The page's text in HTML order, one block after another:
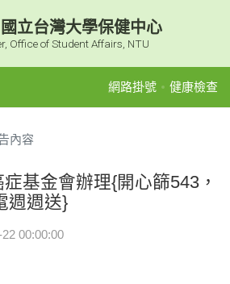
立台灣大學保健中心
Office of Student Affairs, NTU
網路掛號 健康檢查
內容
基金會辦理{開心篩543，
週週送}
00:00:00